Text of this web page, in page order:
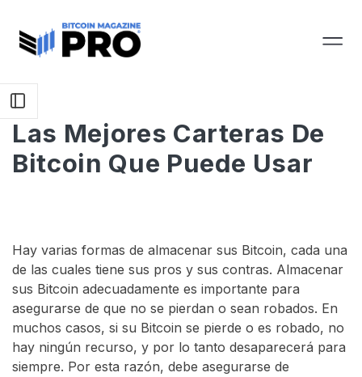
Las Mejores Carteras De
Bitcoin Que Puede Usar
Hay varias formas de almacenar sus Bitcoin, cada una
de las cuales tiene sus pros y sus contras. Almacenar
sus Bitcoin adecuadamente es importante para
asegurarse de que no se pierdan o sean robados. En
muchos casos, si su Bitcoin se pierde o es robado, no
hay ningún recurso, y por lo tanto desaparecerá para
siempre. Por esta razón, debe asegurarse de